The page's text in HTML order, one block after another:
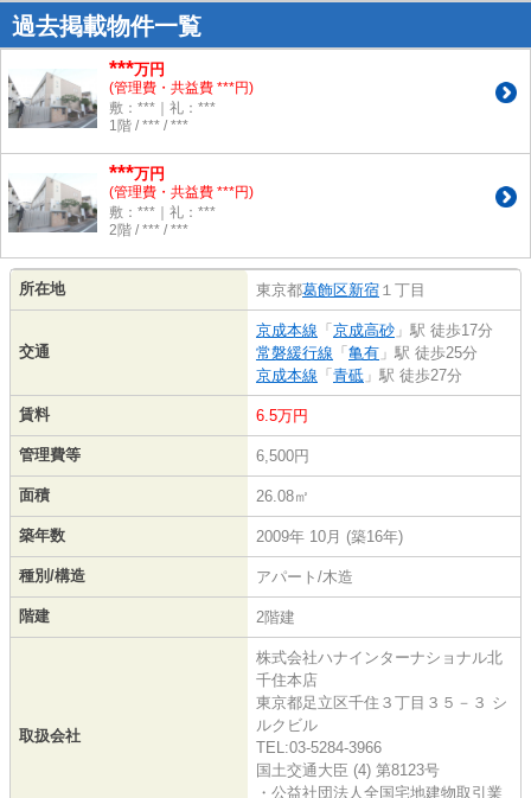
過去掲載物件一覧
***万円
(管理費・共益費 ***円)
敷：***｜礼：***
1階 / *** / ***
***万円
(管理費・共益費 ***円)
敷：***｜礼：***
2階 / *** / ***
所在地 東京都葛飾区新宿 １丁目
交通
京成本線 「京成高砂 」駅 徒歩17分
常磐緩行線 「亀有 」駅 徒歩25分
京成本線 「青砥 」駅 徒歩27分
賃料 6.5万円
管理費等 6,500円
面積 26.08㎡
築年数 2009年 10月 (築16年)
種別/構造 アパート/木造
階建 2階建
取扱会社
株式会社ハナインターナショナル北
千住本店
東京都足立区千住３丁目３５－３ シ
ルクビル
TEL:03-5284-3966
国土交通大臣 (4) 第8123号
・公益社団法人全国宅地建物取引業